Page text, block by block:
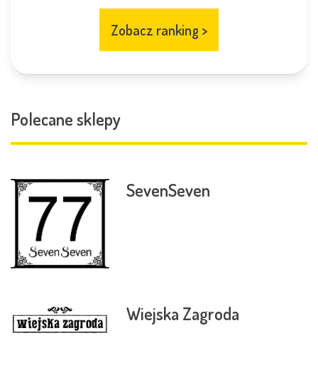
Zobacz ranking >
Polecane sklepy
SevenSeven
Wiejska Zagroda